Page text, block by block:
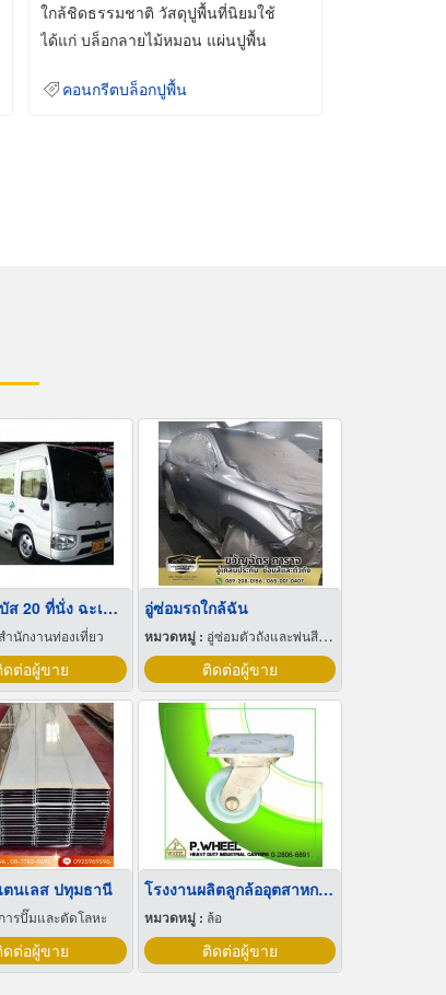
ใกล้ชิดธรรมชาติ วัสดุปูพื้นที่นิยมใช้
ได้แก่ บล็อกลายไม้หมอน แผ่นปูพื้น
คอนกรีตบล็อกปูพื้น
เช่ารถมินิบัส 20 ที่นั่ง ฉะเชิงเทรา
สำนักงานท่องเที่ยว
ดต่อผู้ขาย
อู่ซ่อมรถใกล้ฉัน
หมวดหมู่ : อู่ซ่อมตัวถังและพ่นสีรถยนต์
ติดต่อผู้ขาย
นเลส ปทุมธานี
การปั๊มและตัดโลหะ
ดต่อผู้ขาย
โรงงานผลิตลูกล้ออุตสาหกรรม ไนล่อน 3 นิ้ว
หมวดหมู่ : ล้อ
ติดต่อผู้ขาย